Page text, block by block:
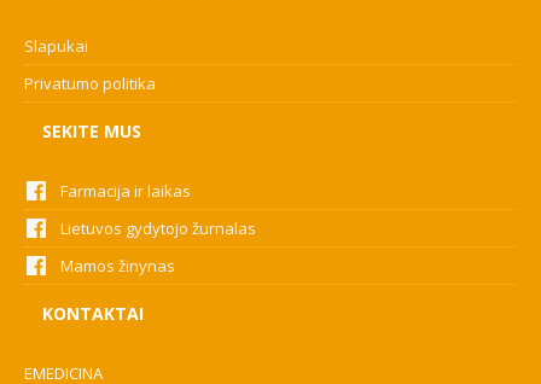
Slapukai
Privatumo politika
SEKITE MUS
Farmacija ir laikas
Lietuvos gydytojo žurnalas
Mamos žinynas
KONTAKTAI
EMEDICINA